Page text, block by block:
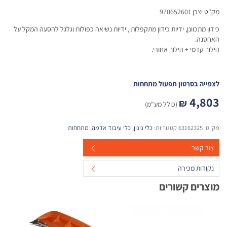
מק"ט יצרן 970652601
כידון מתכוונן, ידיות כידון מתקפלות , ידיות נשיאה כפולות וגלגל להסעה המקל על
האחסנה.
הילוך קדמי + הילוך אחורי.
לצפייה בסרטון תפעול מתחחות
₪4,803 (כולל מע"מ)
מק"ט: 63162325קטגוריות: כלי גינון, כלי עיבוד אדמה, מתחחות
צור קשר
נקודות מכירה
מוצרים קשורים